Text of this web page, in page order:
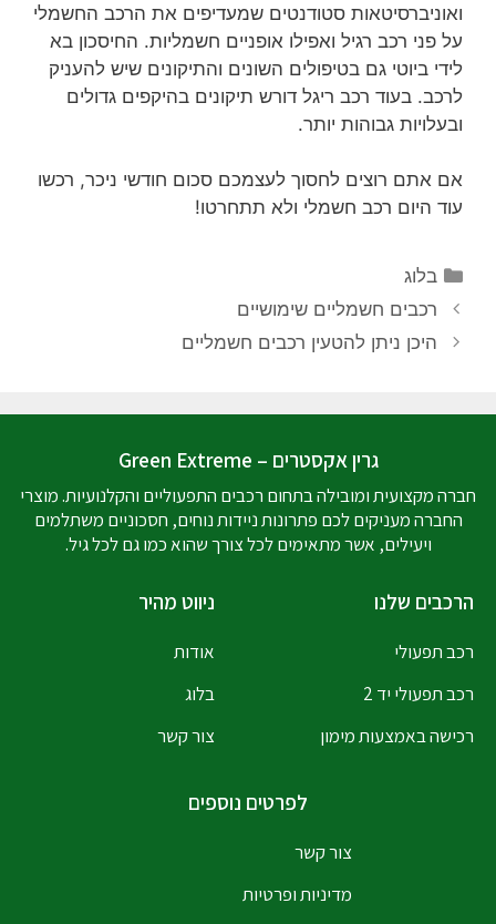
ואוניברסיטאות סטודנטים שמעדיפים את הרכב החשמלי
על פני רכב רגיל ואפילו אופניים חשמליות. החיסכון בא
לידי ביוטי גם בטיפולים השונים והתיקונים שיש להעניק
לרכב. בעוד רכב ריגל דורש תיקונים בהיקפים גדולים
ובעלויות גבוהות יותר.
אם אתם רוצים לחסוך לעצמכם סכום חודשי ניכר, רכשו
עוד היום רכב חשמלי ולא תתחרטו!
בלוג
רכבים חשמליים שימושיים
היכן ניתן להטעין רכבים חשמליים
גרין אקסטרים – Green Extreme
חברה מקצועית ומובילה בתחום רכבים התפעוליים והקלנועיות. מוצרי
החברה מעניקים לכם פתרונות ניידות נוחים, חסכוניים משתלמים
ויעילים, אשר מתאימים לכל צורך שהוא כמו גם לכל גיל.
הרכבים שלנו
רכב תפעולי
רכב תפעולי יד 2
רכישה באמצעות מימון
ניווט מהיר
אודות
בלוג
צור קשר
לפרטים נוספים
צור קשר
מדיניות ופרטיות